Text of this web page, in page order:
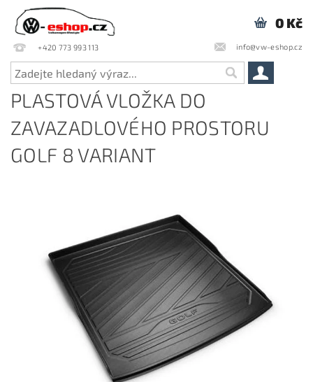
+420 773 993 113 info@vw-eshop.cz
0 Kč
PLASTOVÁ VLOŽKA DO
ZAVAZADLOVÉHO PROSTORU
GOLF 8 VARIANT